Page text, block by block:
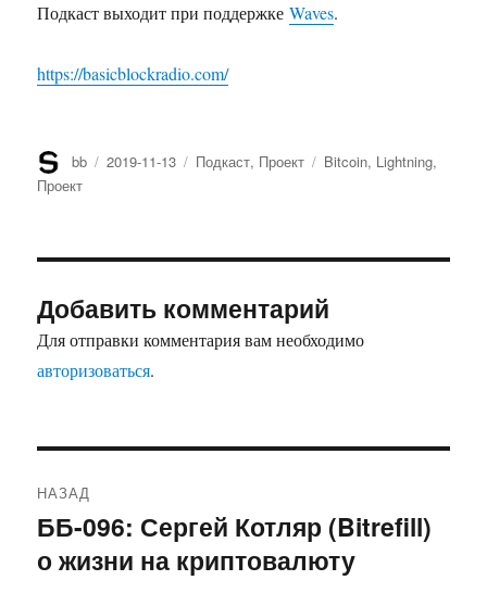
Подкаст выходит при поддержкеWaves.
https://basicblockradio.com/
Автор
bb Опубликовано
2019-11-13 Рубрики
Подкаст, Проект Метки
Bitcoin, Lightning,
Проект
Добавить комментарий
Для отправки комментария вам необходимо
авторизоваться.
по
записям
НАЗАД
Предыдущая
запись:
ББ-096: Сергей Котляр (Bitrefill)
о жизни на криптовалюту